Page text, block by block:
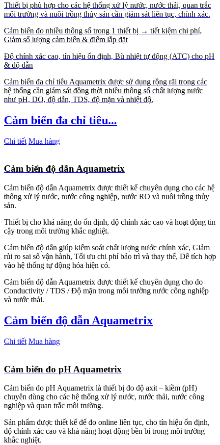
Thiết bị phù hợp cho các hệ thống xử lý nước, nước thải, quan trắc
môi trường và nuôi trồng thủy sản cần giám sát liên tục, chính xác.
Cảm biến đo nhiều thông số trong 1 thiết bị → tiết kiệm chi phí,
Giảm số lượng cảm biến & điểm lắp đặt
Độ chính xác cao, tín hiệu ổn định, Bù nhiệt tự động (ATC) cho pH
& độ dẫn
Cảm biến đa chỉ tiêu Aquametrix được sử dụng rộng rãi trong các
hệ thống cần giám sát đồng thời nhiều thông số chất lượng nước
như pH, DO, độ dẫn, TDS, độ mặn và nhiệt độ.
Cảm biến đa chỉ tiêu...
Chi tiết Mua hàng
Cảm biến độ dẫn Aquametrix
Cảm biến độ dẫn Aquametrix được thiết kế chuyên dụng cho các hệ
thống xử lý nước, nước công nghiệp, nước RO và nuôi trồng thủy
sản.
Thiết bị cho khả năng đo ổn định, độ chính xác cao và hoạt động tin
cậy trong môi trường khắc nghiệt.
Cảm biến độ dẫn giúp kiểm soát chất lượng nước chính xác, Giảm
rủi ro sai số vận hành, Tối ưu chi phí bảo trì và thay thế, Dễ tích hợp
vào hệ thống tự động hóa hiện có.
Cảm biến độ dẫn Aquametrix được thiết kế chuyên dụng cho đo
Conductivity / TDS / Độ mặn trong môi trường nước công nghiệp
và nước thải.
Cảm biến độ dẫn Aquametrix
Chi tiết Mua hàng
Cảm biến đo pH Aquametrix
Cảm biến đo pH Aquametrix là thiết bị đo độ axit – kiềm (pH)
chuyên dùng cho các hệ thống xử lý nước, nước thải, nước công
nghiệp và quan trắc môi trường.
Sản phẩm được thiết kế để đo online liên tục, cho tín hiệu ổn định,
độ chính xác cao và khả năng hoạt động bền bỉ trong môi trường
khắc nghiệt.